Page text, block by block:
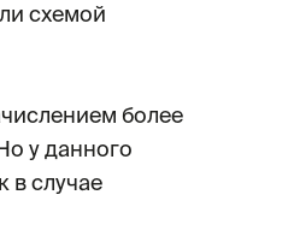
схемой
более
у данного
в случае